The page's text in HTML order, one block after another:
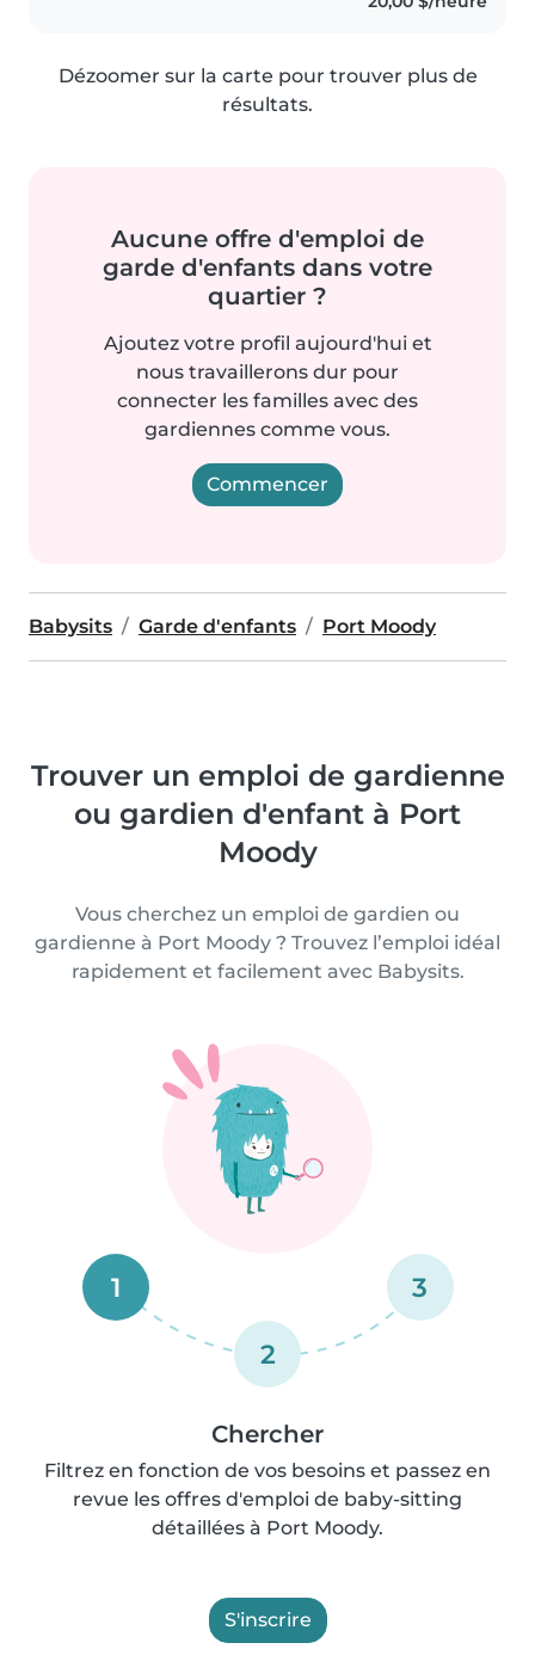
Dézoomer sur la carte pour trouver plus de
résultats.
Aucune offre d'emploi de
garde d'enfants dans votre
quartier ?
Ajoutez votre profil aujourd'hui et
nous travaillerons dur pour
connecter les familles avec des
gardiennes comme vous.
Commencer
Babysits Garde d'enfants Port Moody
Trouver un emploi de gardienne
ou gardien d'enfant à Port
Moody
Vous cherchez un emploi de gardien ou
gardienne à Port Moody ? Trouvez l’emploi idéal
rapidement et facilement avec Babysits.
1
2
3
Chercher
Filtrez en fonction de vos besoins et passez en
revue les offres d'emploi de baby-sitting
détaillées à Port Moody.
S'inscrire